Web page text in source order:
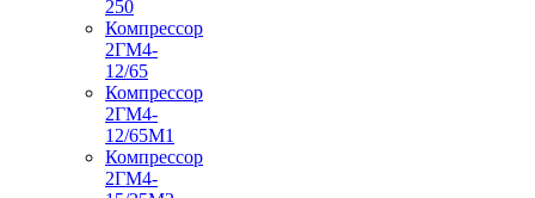
250
Компрессор
2ГМ4-
12/65
Компрессор
2ГМ4-
12/65М1
Компрессор
2ГМ4-